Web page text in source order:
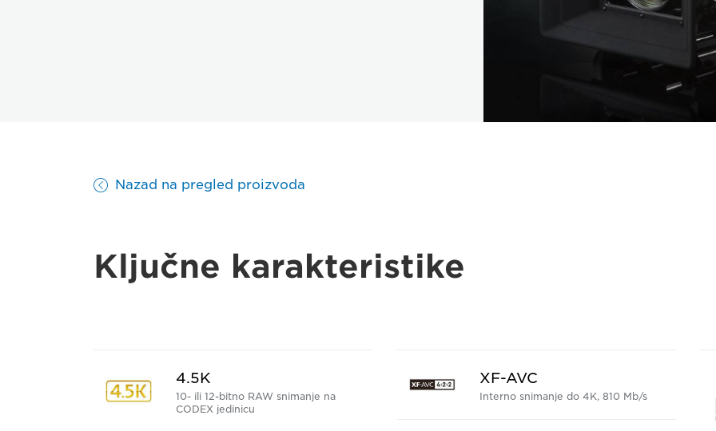
Nazad na pregled proizvoda
Ključne karakteristike
4.5K
10- ili 12-bitno RAW snimanje na
CODEX jedinicu
XF-AVC
Interno snimanje do 4K, 810 Mb/s